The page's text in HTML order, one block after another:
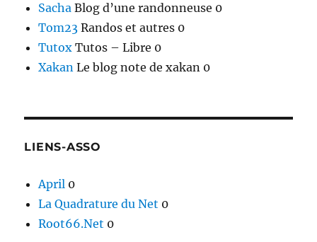
Sacha Blog d’une randonneuse 0
Tom23 Randos et autres 0
Tutox Tutos – Libre 0
Xakan Le blog note de xakan 0
LIENS-ASSO
April 0
La Quadrature du Net 0
Root66.Net 0